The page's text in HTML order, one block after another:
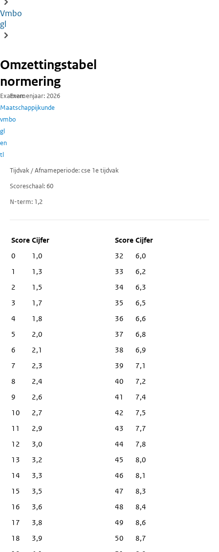
Vmbo
gl
Omzettingstabel
normering
Examen
Maatschappijkunde
vmbo
gl
en
tl
Examenjaar 2026
Tijdvak / Afnameperiode cse 1e tijdvak
Scoreschaal 60
N-term 1,2
Score Cijfer
0
1,0
1
1,3
2
1,5
3
1,7
4
1,8
5
2,0
6
2,1
7
2,3
8
2,4
9
2,6
10
2,7
11
2,9
12
3,0
13
3,2
14
3,3
15
3,5
16
3,6
17
3,8
18
3,9
32
6,0
33
6,2
34
6,3
35
6,5
36
6,6
37
6,8
38
6,9
39
7,1
40
7,2
41
7,4
42
7,5
43
7,7
44
7,8
45
8,0
46
8,1
47
8,3
48
8,4
49
8,6
50
8,7